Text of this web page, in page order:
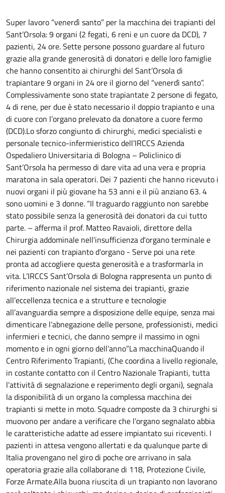
Super lavoro “venerdì santo” per la macchina dei trapianti del
Sant’Orsola: 9 organi (2 fegati, 6 reni e un cuore da DCD), 7
pazienti, 24 ore.Sette persone possono guardare al futuro
grazie alla grande generosità di donatori e delle loro famiglie
che hanno consentito ai chirurghi del Sant’Orsola di
trapiantare 9 organi in 24 ore il giorno del “venerdì santo”.
Complessivamente sono state trapiantate 2 persone di fegato,
4 di rene, per due è stato necessario il doppio trapianto e una
di cuore con l’organo prelevato da donatore a cuore fermo
(DCD).Lo sforzo congiunto di chirurghi, medici specialisti e
personale tecnico-infermieristico dell’IRCCS Azienda
Ospedaliero Universitaria di Bologna – Policlinico di
Sant’Orsola ha permesso di dare vita ad una vera e propria
maratona in sala operatori. Dei 7 pazienti che hanno ricevuto i
nuovi organi il più giovane ha 53 anni e il più anziano 63. 4
sono uomini e 3 donne. “Il traguardo raggiunto non sarebbe
stato possibile senza la generosità dei donatori da cui tutto
parte. – afferma il prof. Matteo Ravaioli, direttore della
Chirurgia addominale nell'insufficienza d'organo terminale e
nei pazienti con trapianto d'organo - Serve poi una rete
pronta ad accogliere questa generosità e a trasformarla in
vita. L’IRCCS Sant’Orsola di Bologna rappresenta un punto di
riferimento nazionale nel sistema dei trapianti, grazie
all’eccellenza tecnica e a strutture e tecnologie
all’avanguardia sempre a disposizione delle equipe, senza mai
dimenticare l’abnegazione delle persone, professionisti, medici
infermieri e tecnici, che danno sempre il massimo in ogni
momento e in ogni giorno dell’anno”La macchinaQuando il
Centro Riferimento Trapianti, (Che coordina a livello regionale,
in costante contatto con il Centro Nazionale Trapianti, tutta
l’attività di segnalazione e reperimento degli organi), segnala
la disponibilità di un organo la complessa macchina dei
trapianti si mette in moto. Squadre composte da 3 chirurghi si
muovono per andare a verificare che l’organo segnalato abbia
le caratteristiche adatte ad essere impiantato sui riceventi. I
pazienti in attesa vengono allertati e da qualunque parte di
Italia provengano nel giro di poche ore arrivano in sala
operatoria grazie alla collaborane di 118, Protezione Civile,
Forze Armate.Alla buona riuscita di un trapianto non lavorano